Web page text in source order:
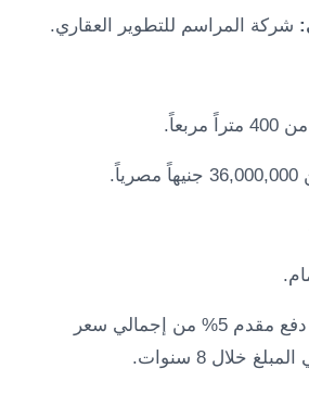
شركة المراسم للتطوير العقاري.
مربعاً.
يمكنك دفع مقدم 5% من إجمالي سعر
خلال 8 سنوات.